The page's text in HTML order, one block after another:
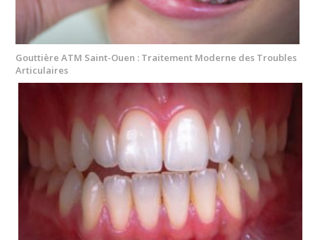
Gouttière ATM Saint-Ouen : Traitement Moderne des Troubles
Articulaires